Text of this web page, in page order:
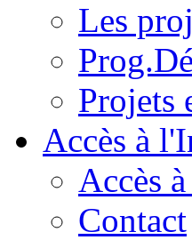
Les
Projets
Accès à
Accès
Contact